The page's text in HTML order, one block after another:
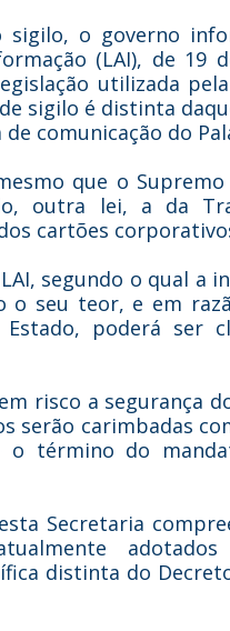
sigilo, o governo
(LAI), de 19
utilizada
sigilo é distinta
comunicação do
que o
outra lei, a da
cartões
segundo o qual a
o seu teor, e em
poderá ser
risco a segurança
serão carimbadas
o término do
Secretaria
distinta do